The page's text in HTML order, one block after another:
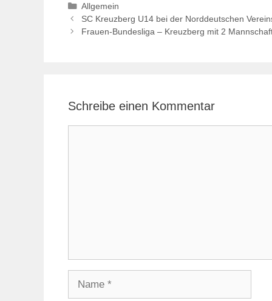
Kategorien
Allgemein
SC Kreuzberg U14 bei der Norddeutschen
Frauen-Bundesliga – Kreuzberg mit 2
Schreibe einen Kommentar